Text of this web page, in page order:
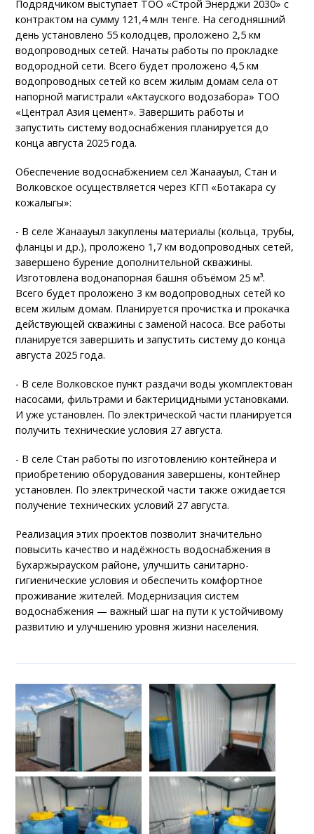
Подрядчиком выступает ТОО «Строй Энерджи 2030» с
контрактом на сумму 121,4 млн тенге. На сегодняшний
день установлено 55 колодцев, проложено 2,5 км
водопроводных сетей. Начаты работы по прокладке
водородной сети. Всего будет проложено 4,5 км
водопроводных сетей ко всем жилым домам села от
напорной магистрали «Актауского водозабора» ТОО
«Централ Азия цемент». Завершить работы и
запустить систему водоснабжения планируется до
конца августа 2025 года.
Обеспечение водоснабжением сел Жанаауыл, Стан и
Волковское осуществляется через КГП «Ботакара су
кожалыгы»:
- В селе Жанаауыл закуплены материалы (кольца, трубы,
фланцы и др.), проложено 1,7 км водопроводных сетей,
завершено бурение дополнительной скважины.
Изготовлена водонапорная башня объёмом 25 м³.
Всего будет проложено 3 км водопроводных сетей ко
всем жилым домам. Планируется прочистка и прокачка
действующей скважины с заменой насоса. Все работы
планируется завершить и запустить систему до конца
августа 2025 года.
- В селе Волковское пункт раздачи воды укомплектован
насосами, фильтрами и бактерицидными установками.
И уже установлен. По электрической части планируется
получить технические условия 27 августа.
- В селе Стан работы по изготовлению контейнера и
приобретению оборудования завершены, контейнер
установлен. По электрической части также ожидается
получение технических условий 27 августа.
Реализация этих проектов позволит значительно
повысить качество и надёжность водоснабжения в
Бухаржырауском районе, улучшить санитарно-
гигиенические условия и обеспечить комфортное
проживание жителей. Модернизация систем
водоснабжения — важный шаг на пути к устойчивому
развитию и улучшению уровня жизни населения.